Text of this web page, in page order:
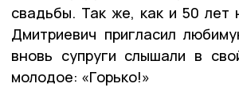
свадьбы. Так же, как и 50 лет
Дмитриевич пригласил
вновь супруги слышали в
молодое: «Горько!»